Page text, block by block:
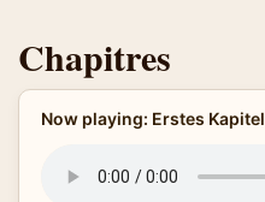
Chapitres
Now playing: Erstes Kapitel